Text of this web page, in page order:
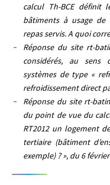
calcul Th-BCE définit
bâtiments à usage
repas servis. A quoi
Réponse du site rt-
considérés, au sens
systèmes de type «
refroidissement direct
Réponse du site rt-
du point de vue du
RT2012 un logement
tertiaire (bâtiment
exemple) ? », du 6